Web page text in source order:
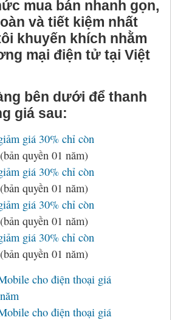
mã hóa
liệu
mua bán nhanh gọn,
và tiết kiệm nhất
khuyến khích nhằm
mại điện tử tại Việt
bên dưới để thanh
giá sau:
giá 30% chỉ còn
(bản quyền 01 năm)
giá 30% chỉ còn
(bản quyền 01 năm)
giá 30% chỉ còn
(bản quyền 01 năm)
giá 30% chỉ còn
(bản quyền 01 năm)
cho điện thoại giá
cho điện thoại giá